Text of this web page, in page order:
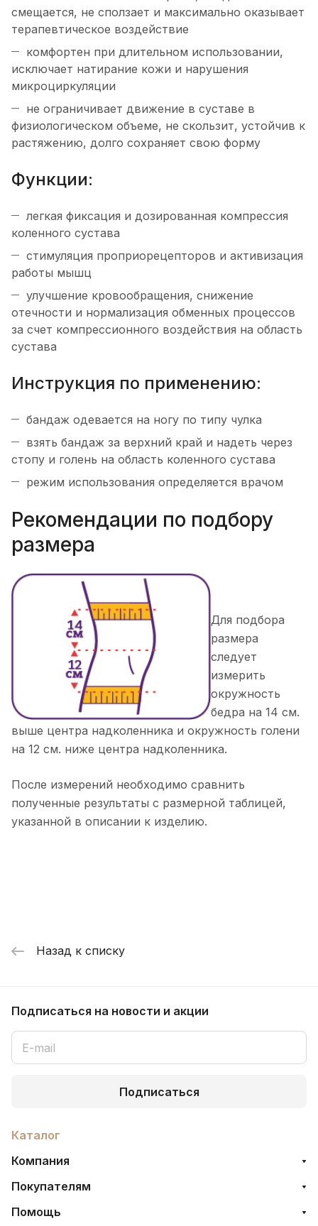
смещается, не сползает и максимально оказывает
терапевтическое воздействие
комфортен при длительном использовании,
исключает натирание кожи и нарушения
микроциркуляции
не ограничивает движение в суставе в
физиологическом объеме, не скользит, устойчив к
растяжению, долго сохраняет свою форму
Функции:
легкая фиксация и дозированная компрессия
коленного сустава
стимуляция проприорецепторов и активизация
работы мышц
улучшение кровообращения, снижение
отечности и нормализация обменных процессов
за счет компрессионного воздействия на область
сустава
Инструкция по применению:
бандаж одевается на ногу по типу чулка
взять бандаж за верхний край и надеть через
стопу и голень на область коленного сустава
режим использования определяется врачом
Рекомендации по подбору
размера
Для подбора
размера
следует
измерить
окружность
бедра на 14 см.
выше центра надколенника и окружность голени
на 12 см. ниже центра надколенника.
После измерений необходимо сравнить
полученные результаты с размерной таблицей,
указанной в описании к изделию.
Назад к списку
Подписаться на новости и акции
Подписаться
Каталог
Компания
Покупателям
Помощь